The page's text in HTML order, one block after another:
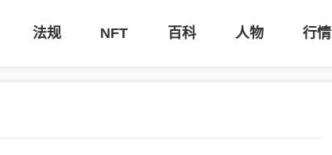
法规 NFT 百科 人物 行情